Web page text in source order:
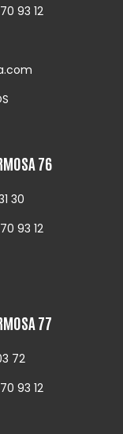
93 12
76
30
93 12
77
72
93 12